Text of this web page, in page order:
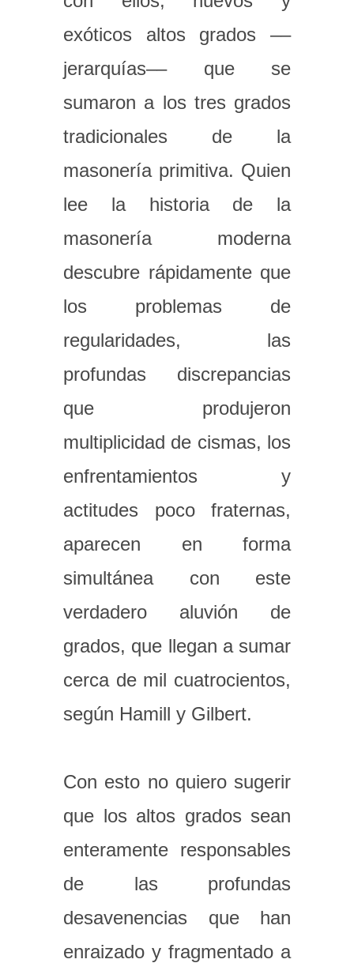
exóticos altos grados ––
jerarquías–– que se
sumaron a los tres grados
tradicionales de la
masonería primitiva. Quien
lee la historia de la
masonería moderna
descubre rápidamente que
los problemas de
regularidades, las
profundas discrepancias
que produjeron
multiplicidad de cismas, los
enfrentamientos y
actitudes poco fraternas,
aparecen en forma
simultánea con este
verdadero aluvión de
grados, que llegan a sumar
cerca de mil cuatrocientos,
según Hamill y Gilbert.
Con esto no quiero sugerir
que los altos grados sean
enteramente responsables
de las profundas
desavenencias que han
enraizado y fragmentado a